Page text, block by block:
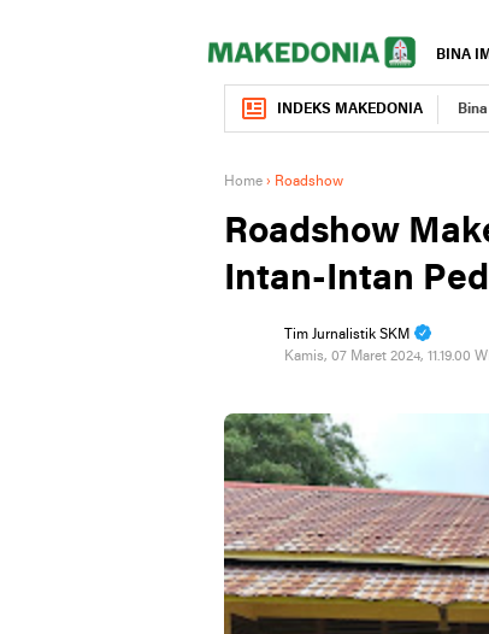
BINA
INDEKS MAKEDONIA
Home › Roadshow
Roadshow
Intan-Intan
Tim Jurnalistik SKM
Kamis, 07 Maret 2024, 11.19.00